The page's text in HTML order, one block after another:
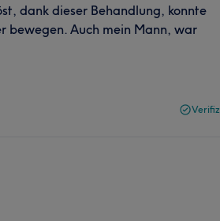
dank dieser Behandlung, konnte
bewegen. Auch mein Mann, war